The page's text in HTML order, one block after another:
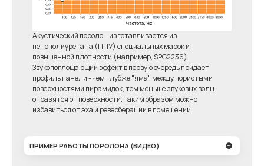
Акустический поролон изготавливается из
пенополиуретана (ППУ) специальных марок и
повышенной плотности (например, SPG2236).
Звукопоглощающий эффект в первую очередь придает
профиль панели - чем глубже "яма" между пористыми
поверхностями пирамидок, тем меньше звуковых волн
отразятся от поверхности. Таким образом можно
избавиться от эха и реверберации в помещении.
ПРИМЕР РАБОТЫ ПОРОЛОНА (ВИДЕО)